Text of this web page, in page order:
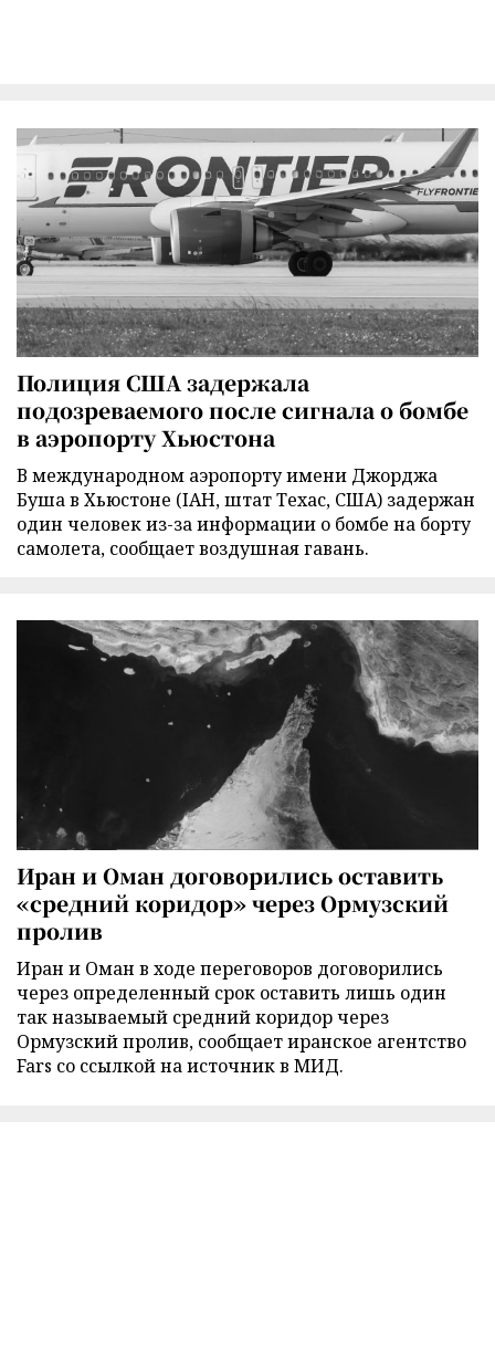
Полиция США задержала
подозреваемого после сигнала о бомбе
в аэропорту Хьюстона
В международном аэропорту имени Джорджа
Буша в Хьюстоне (IAH, штат Техас, США) задержан
один человек из-за информации о бомбе на борту
самолета, сообщает воздушная гавань.
Иран и Оман договорились оставить
«средний коридор» через Ормузский
пролив
Иран и Оман в ходе переговоров договорились
через определенный срок оставить лишь один
так называемый средний коридор через
Ормузский пролив, сообщает иранское агентство
Fars со ссылкой на источник в МИД.